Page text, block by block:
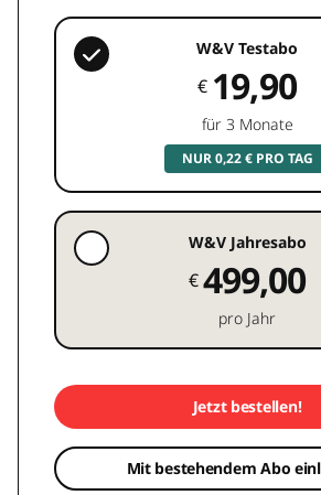
W&V Testabo
€ 19,90
für 3 Monate
NUR 0,22 € PRO TAG
W&V Jahresabo
€499,00
pro Jahr
Jetzt bestellen!
Mit bestehendem Abo